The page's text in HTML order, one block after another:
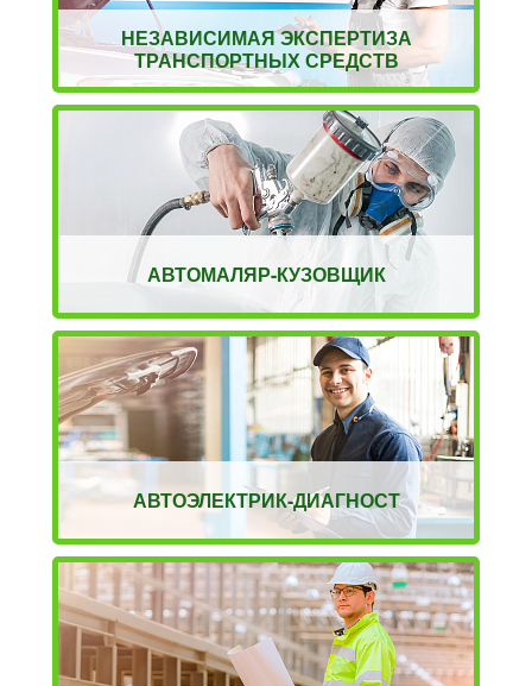
НЕЗАВИСИМАЯ ЭКСПЕРТИЗА
ТРАНСПОРТНЫХ СРЕДСТВ
АВТОМАЛЯР-КУЗОВЩИК
АВТОЭЛЕКТРИК-ДИАГНОСТ